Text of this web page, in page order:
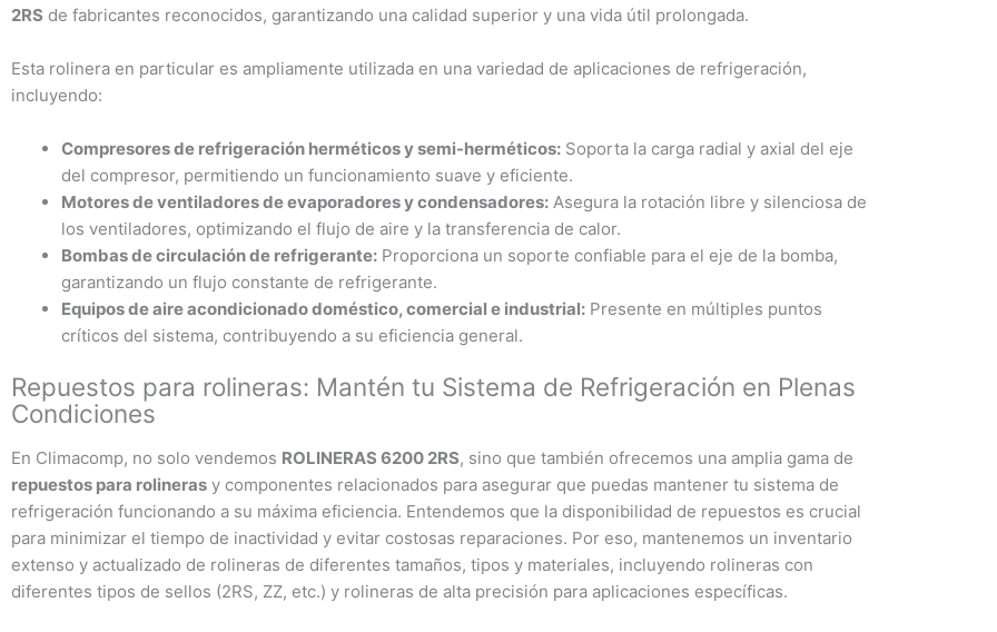
2RS de fabricantes reconocidos, garantizando una calidad superior y una vida útil prolongada.
Esta rolinera en particular es ampliamente utilizada en una variedad de aplicaciones de refrigeración,
incluyendo:
Compresores de refrigeración herméticos y semi-herméticos: Soporta la carga radial y axial del eje
del compresor, permitiendo un funcionamiento suave y eficiente.
Motores de ventiladores de evaporadores y condensadores: Asegura la rotación libre y silenciosa de
los ventiladores, optimizando el flujo de aire y la transferencia de calor.
Bombas de circulación de refrigerante: Proporciona un soporte confiable para el eje de la bomba,
garantizando un flujo constante de refrigerante.
Equipos de aire acondicionado doméstico, comercial e industrial: Presente en múltiples puntos
críticos del sistema, contribuyendo a su eficiencia general.
Repuestos para rolineras: Mantén tu Sistema de Refrigeración en Plenas
Condiciones
En Climacomp, no solo vendemos ROLINERAS 6200 2RS, sino que también ofrecemos una amplia gama de
repuestos para rolineras y componentes relacionados para asegurar que puedas mantener tu sistema de
refrigeración funcionando a su máxima eficiencia. Entendemos que la disponibilidad de repuestos es crucial
para minimizar el tiempo de inactividad y evitar costosas reparaciones. Por eso, mantenemos un inventario
extenso y actualizado de rolineras de diferentes tamaños, tipos y materiales, incluyendo rolineras con
diferentes tipos de sellos (2RS, ZZ, etc.) y rolineras de alta precisión para aplicaciones específicas.